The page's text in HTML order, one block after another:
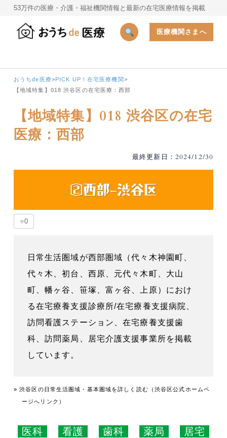
53万件の医療・介護・福祉機関情報と最新の在宅医療情報を掲載
医療機関さまへ
おうちde医療>PICK UP！在宅医療機関>
【地域特集】018 渋谷区の在宅医療：西部
【地域特集】018 渋谷区の在宅
医療：西部
最終更新日：2024/12/30
♥0
日常生活圏域が西部圏域（代々木神園町、
代々木、初台、西原、元代々木町、大山
町、幡ヶ谷、笹塚、富ヶ谷、上原）におけ
る在宅療養支援診療所/在宅療養支援病院、
訪問看護ステーション、在宅療養支援歯
科、訪問薬局、居宅介護支援事業所を掲載
しています。
» 渋谷区の日常生活圏域・基本圏域を詳しく読む（渋谷区公式ホームペ
ージへリンク）
医科 看護 歯科 薬局 居宅